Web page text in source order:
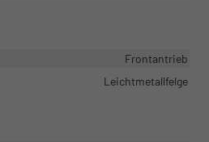
Frontantrieb
Leichtmetallfelge